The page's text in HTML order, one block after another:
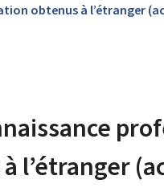
obtenus à l’étranger
l’étranger